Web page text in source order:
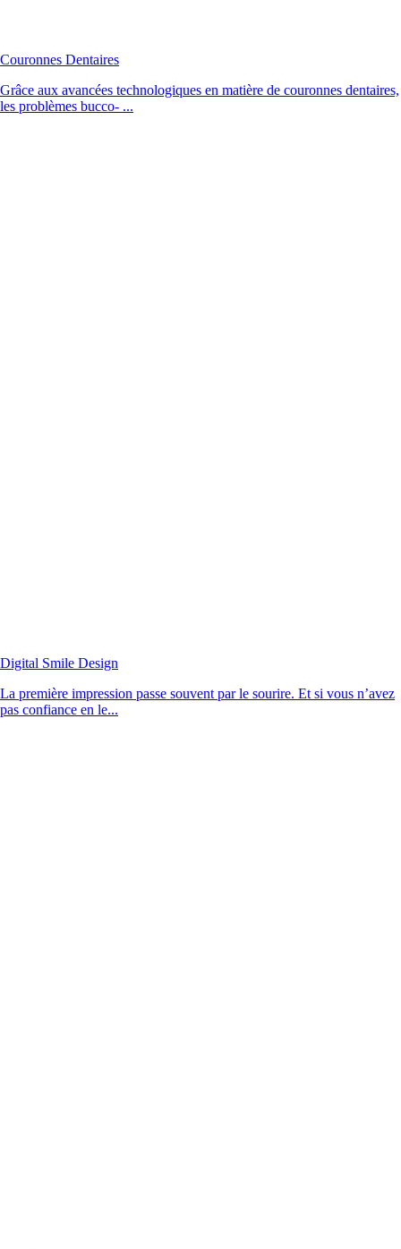
Couronnes Dentaires
Grâce aux avancées technologiques en matière de couronnes dentaires,
les problèmes bucco- ...
Digital Smile Design
La première impression passe souvent par le sourire. Et si vous n’avez
pas confiance en le...